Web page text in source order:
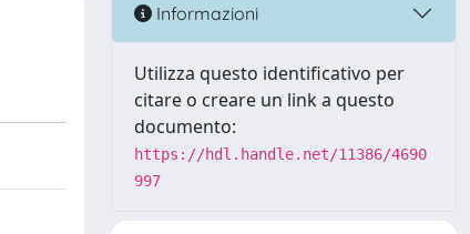
Informazioni
Utilizza questo identificativo per
citare o creare un link a questo
documento:
https://hdl.handle.net/11386/4690
997